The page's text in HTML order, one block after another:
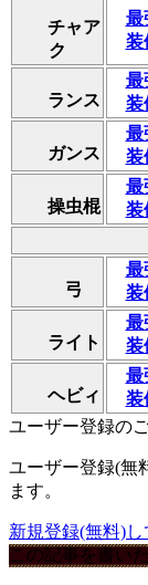
チャア
ク
最
装
ランス
最
装
ガンス
最
装
操虫棍
最
装
弓
最
装
ライト
最
装
ヘビィ
最
装
ユーザー登録の
ユーザー登録(無
ます。
新規登録(無料)し
この記事を書い